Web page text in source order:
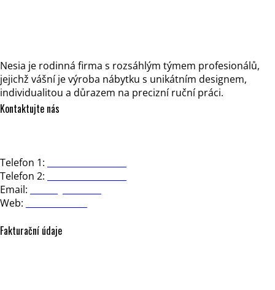
Nesia je rodinná firma s rozsáhlým týmem profesionálů,
jejichž vášní je výroba nábytku s unikátním designem,
individualitou a důrazem na precizní ruční práci.
Kontaktujte nás
Telefon 1:
Telefon 2:
Email:
Web:
Fakturační údaje